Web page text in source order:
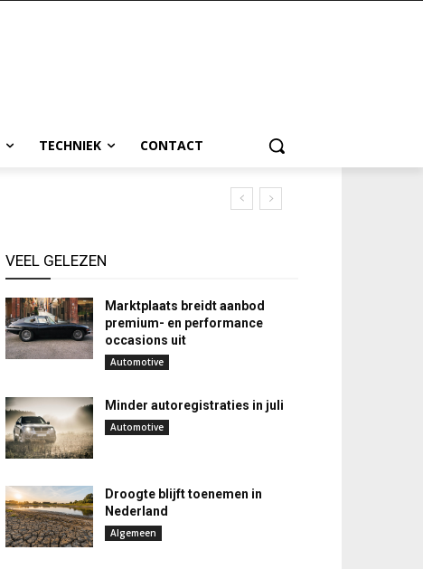
TECHNIEK CONTACT
VEEL GELEZEN
Marktplaats breidt aanbod
premium- en performance
occasions uit
Automotive
Minder autoregistraties in juli
Automotive
Droogte blijft toenemen in
Nederland
Algemeen